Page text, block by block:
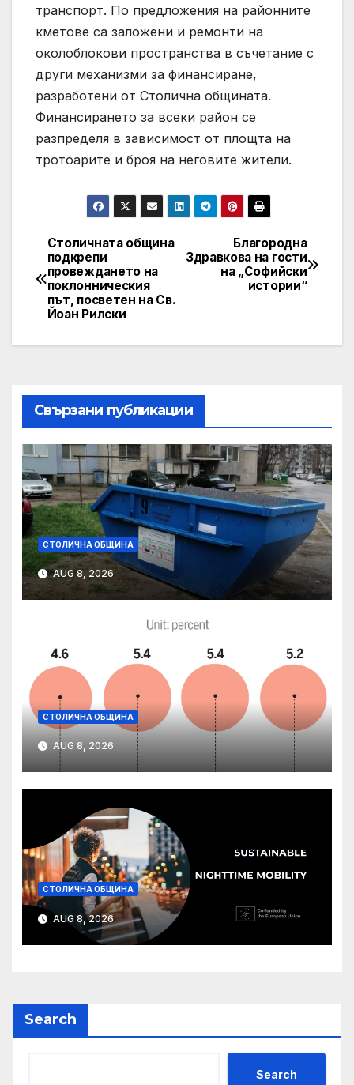
транспорт. По предложения на районните
кметове са заложени и ремонти на
околоблокови пространства в съчетание с
други механизми за финансиране,
разработени от Столична общината.
Финансирането за всеки район се
разпределя в зависимост от площта на
тротоарите и броя на неговите жители.
Post
navigation
Благородна
Здравкова на гости
на „Софийски
истории“
Столичната община
подкрепи
провеждането на
поклонническия
път, посветен на Св.
Йоан Рилски
Свързани публикации
СТОЛИЧНА ОБЩИНА
AUG 8, 2026
СТОЛИЧНА ОБЩИНА
AUG 8, 2026
СТОЛИЧНА ОБЩИНА
AUG 8, 2026
Search
Search